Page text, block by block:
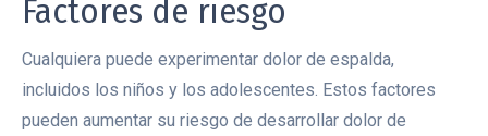
Factores de riesgo
Cualquiera puede experimentar dolor de espalda,
incluidos los niños y los adolescentes. Estos factores
pueden aumentar su riesgo de desarrollar dolor de